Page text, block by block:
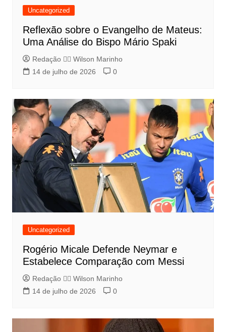
Uncategorized
Reflexão sobre o Evangelho de Mateus:
Uma Análise do Bispo Mário Spaki
Redação 👨‍⚖️​ Wilson Marinho
14 de julho de 2026
0
Uncategorized
Rogério Micale Defende Neymar e
Estabelece Comparação com Messi
Redação 👨‍⚖️​ Wilson Marinho
14 de julho de 2026
0